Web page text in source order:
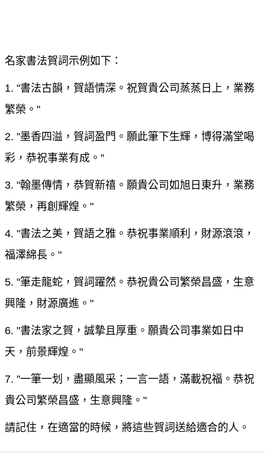
名家書法賀詞示例如下：
1. "書法古韻，賀語情深。祝賀貴公司蒸蒸日上，業務
繁榮。"
2. "墨香四溢，賀詞盈門。願此筆下生輝，博得滿堂喝
彩，恭祝事業有成。"
3. "翰墨傳情，恭賀新禧。願貴公司如旭日東升，業務
繁榮，再創輝煌。"
4. "書法之美，賀語之雅。恭祝事業順利，財源滾滾，
福澤綿長。"
5. "筆走龍蛇，賀詞躍然。恭祝貴公司繁榮昌盛，生意
興隆，財源廣進。"
6. "書法家之賀，誠摯且厚重。願貴公司事業如日中
天，前景輝煌。"
7. "一筆一划，盡顯風采；一言一語，滿載祝福。恭祝
貴公司繁榮昌盛，生意興隆。"
請記住，在適當的時候，將這些賀詞送給適合的人。